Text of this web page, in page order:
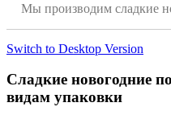
Мы производим сладкие
Switch to Desktop Version
Сладкие новогодние
видам упаковки